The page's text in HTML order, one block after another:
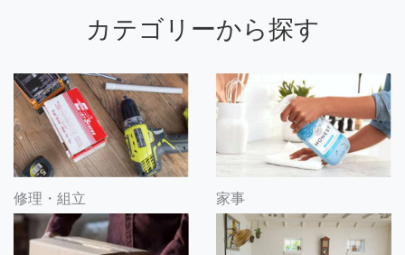
カテゴリーから探す
修理・組立 家事